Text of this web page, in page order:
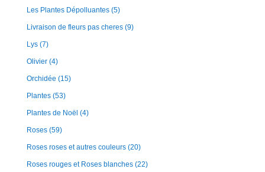
Les Plantes Dépolluantes (5)
Livraison de fleurs pas cheres (9)
Lys (7)
Olivier (4)
Orchidée (15)
Plantes (53)
Plantes de Noël (4)
Roses (59)
Roses roses et autres couleurs (20)
Roses rouges et Roses blanches (22)